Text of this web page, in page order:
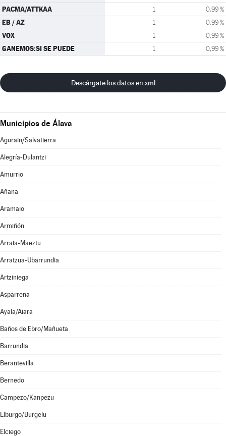
PACMA/ATTKAA 1 0,99 %
EB / AZ 1 0,99 %
VOX 1 0,99 %
GANEMOS:SI SE PUEDE 1 0,99 %
Descárgate los datos en xml
Municipios de Álava
Agurain/Salvatierra
Alegría-Dulantzi
Amurrio
Añana
Aramaio
Armiñón
Arraia-Maeztu
Arratzua-Ubarrundia
Artziniega
Asparrena
Ayala/Aiara
Baños de Ebro/Mañueta
Barrundia
Berantevilla
Bernedo
Campezo/Kanpezu
Elburgo/Burgelu
Elciego